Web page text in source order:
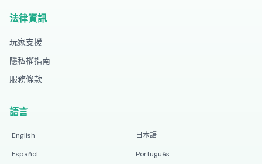
法律資訊
玩家支援
隱私權指南
服務條款
語言
English
日本語
Español
Português